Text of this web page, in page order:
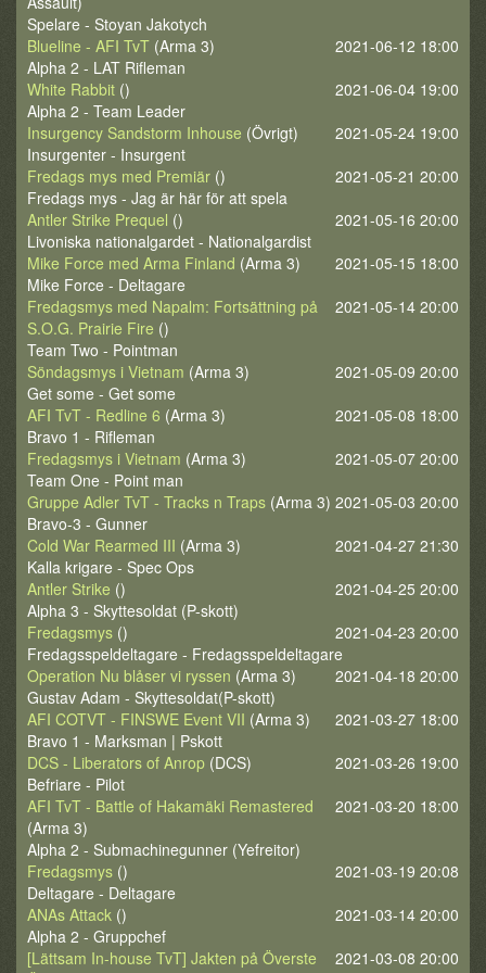
Spelare - Stoyan Jakotych
2021-06-12 18:00
Blueline - AFI TvT (Arma 3)
Alpha 2 - LAT Rifleman
2021-06-04 19:00
White Rabbit ()
Alpha 2 - Team Leader
2021-05-24 19:00
Insurgency Sandstorm Inhouse (Övrigt)
Insurgenter - Insurgent
2021-05-21 20:00
Fredags mys med Premiär ()
Fredags mys - Jag är här för att spela
2021-05-16 20:00
Antler Strike Prequel ()
Livoniska nationalgardet - Nationalgardist
2021-05-15 18:00
Mike Force med Arma Finland (Arma 3)
Mike Force - Deltagare
2021-05-14 20:00
Fredagsmys med Napalm: Fortsättning på
S.O.G. Prairie Fire ()
Team Two - Pointman
2021-05-09 20:00
Söndagsmys i Vietnam (Arma 3)
Get some - Get some
2021-05-08 18:00
AFI TvT - Redline 6 (Arma 3)
Bravo 1 - Rifleman
2021-05-07 20:00
Fredagsmys i Vietnam (Arma 3)
Team One - Point man
2021-05-03 20:00
Gruppe Adler TvT - Tracks n Traps (Arma 3)
Bravo-3 - Gunner
2021-04-27 21:30
Cold War Rearmed III (Arma 3)
Kalla krigare - Spec Ops
2021-04-25 20:00
Antler Strike ()
Alpha 3 - Skyttesoldat (P-skott)
2021-04-23 20:00
Fredagsmys ()
Fredagsspeldeltagare - Fredagsspeldeltagare
2021-04-18 20:00
Operation Nu blåser vi ryssen (Arma 3)
Gustav Adam - Skyttesoldat(P-skott)
2021-03-27 18:00
AFI COTVT - FINSWE Event VII (Arma 3)
Bravo 1 - Marksman | Pskott
2021-03-26 19:00
DCS - Liberators of Anrop (DCS)
Befriare - Pilot
2021-03-20 18:00
AFI TvT - Battle of Hakamäki Remastered
(Arma 3)
Alpha 2 - Submachinegunner (Yefreitor)
2021-03-19 20:08
Fredagsmys ()
Deltagare - Deltagare
2021-03-14 20:00
ANAs Attack ()
Alpha 2 - Gruppchef
2021-03-08 20:00
[Lättsam In-house TvT] Jakten på Överste